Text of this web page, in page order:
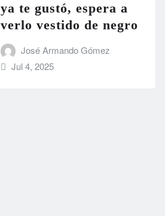
ya te gustó, espera a
verlo vestido de negro
José Armando Gómez
Jul 4, 2025